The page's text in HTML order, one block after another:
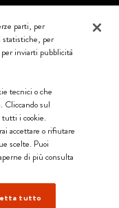
Srl a socio unico
34 – 20144 Milano -
parti, per
per
per inviarti pubblicità
tecnici o che
Cliccando sul
tutti i cookie.
accettare o rifiutare
scelte. Puoi
di più consulta
tutto